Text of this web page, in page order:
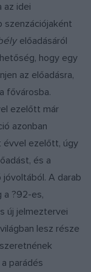
az idei
szenzációjaként
előadásáról
hogy egy
az előadásra,
fővárosba.
ezelőtt már
azonban
évvel ezelőtt, úgy
és a
A darab
a ?92-es,
új jelmeztervei
lesz része
parádés